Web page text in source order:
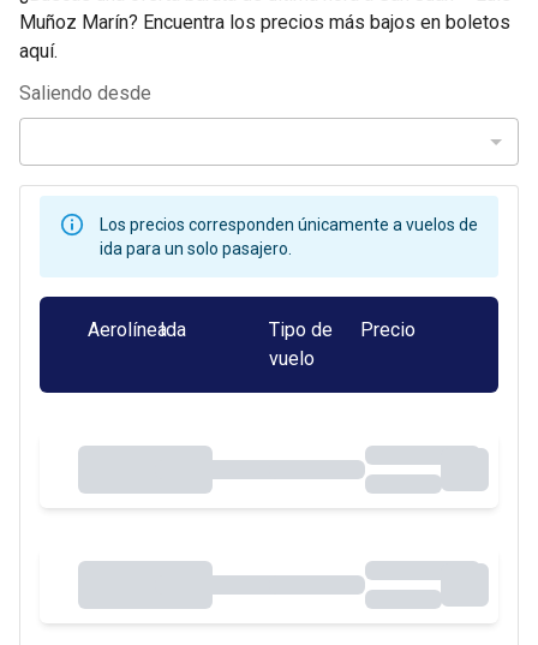
Muñoz Marín? Encuentra los precios más bajos en boletos
aquí.
Saliendo desde
Los precios corresponden únicamente a vuelos de
ida para un solo pasajero.
AerolíneaIda
Tipo de
vuelo
Precio